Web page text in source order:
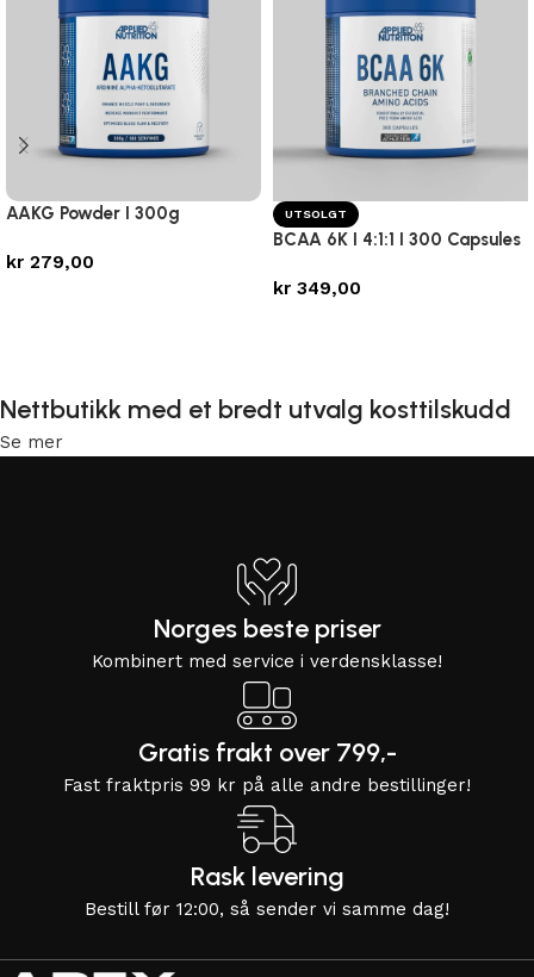
AAKG Powder I 300g
kr 279,00
UTSOLGT
BCAA 6K I 4:1:1 I 300 Capsules
kr 349,00
Nettbutikk med et bredt utvalg kosttilskudd
Se mer
Norges beste priser
Kombinert med service i verdensklasse!
Gratis frakt over 799,-
Fast fraktpris 99 kr på alle andre bestillinger!
Rask levering
Bestill før 12:00, så sender vi samme dag!